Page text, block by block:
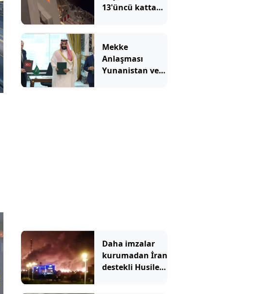
13'üncü kattan
Mekke
Anlaşması
Yunanistan ve
Daha imzalar
kurumadan İran
destekli Husiler,